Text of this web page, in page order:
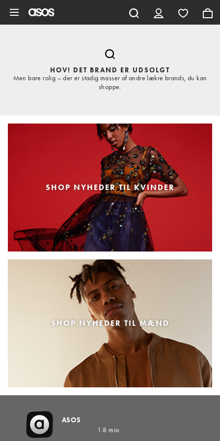
HOV! DET BRAND ER UDSOLGT
Men bare rolig – der er stadig masser af andre lækre brands, du kan
shoppe.
SHOP NYHEDER TIL KVINDER
SHOP NYHEDER TIL MÆND
ASOS
1.8 mio.